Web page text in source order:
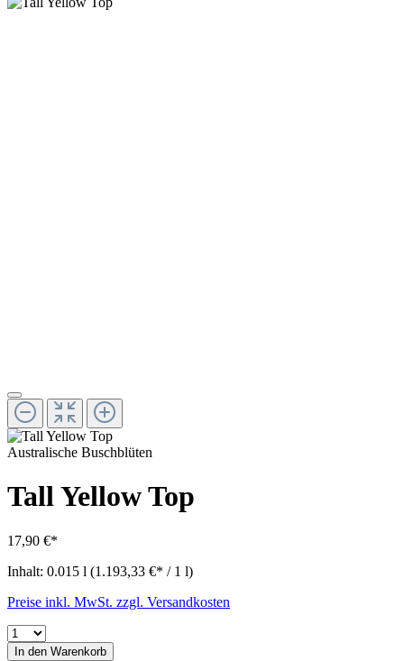
Australische Buschblüten
Tall Yellow Top
17,90 €*
Inhalt: 0.015 l (1.193,33 €* / 1 l)
Preise inkl. MwSt. zzgl. Versandkosten
In den Warenkorb